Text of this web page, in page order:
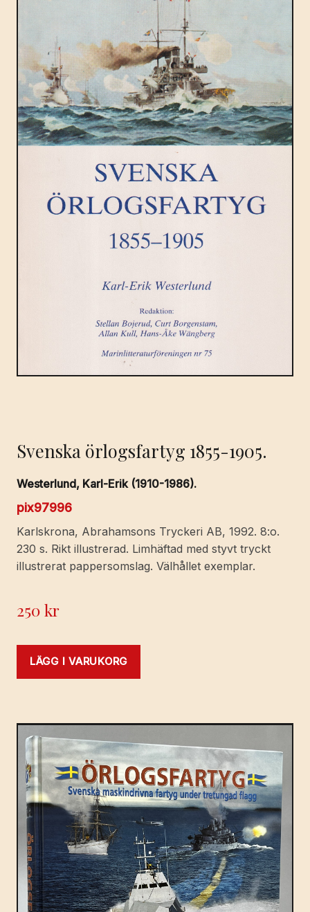
Svenska örlogsfartyg 1855-1905.
Westerlund, Karl-Erik (1910-1986).
pix97996
Karlskrona, Abrahamsons Tryckeri AB, 1992. 8:o.
230 s. Rikt illustrerad. Limhäftad med styvt tryckt
illustrerat pappersomslag. Välhållet exemplar.
250kr
LÄGG I VARUKORG